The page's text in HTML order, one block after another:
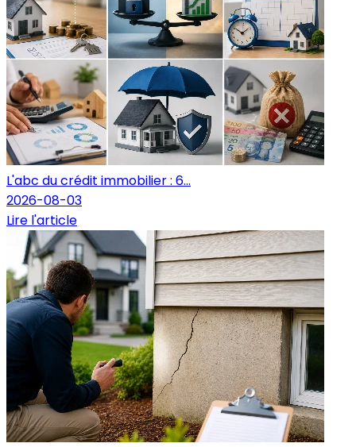
L'abc du crédit immobilier : 6...
2026-08-03
Lire l'article